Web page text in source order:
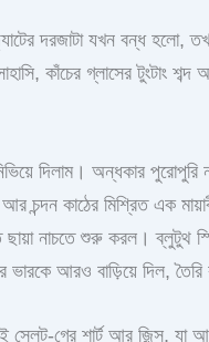
দরজাটা যখন বন্ধ হলো,
কাঁচের গ্লাসের টুংটাং
দিলাম। অন্ধকার পুরোপুরি
চন্দন কাঠের মিশ্রিত এক
নাচতে শুরু করল। ব্লুটুথ
ভারকে আরও বাড়িয়ে দিল,
গ্রে শার্ট আর জিন্স, যা